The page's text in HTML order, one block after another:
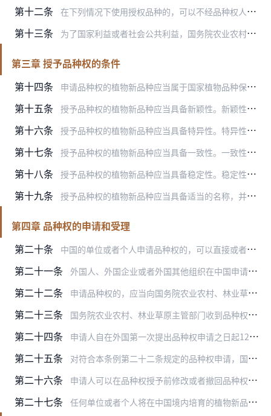
第十二条 在下列情况下使用授权品种的，可以不经品种权人许可，不向其支付使用费，但是不得侵犯品种权人依照本条例和有关法律、行政法规享有的其他权利：
第十三条 为了国家利益或者社会公共利益，国务院农业农村、林业草原主管部门可以作出实施品种权强制许可的决定，并予以登记和公告。
第三章 授予品种权的条件
第十四条
申请品种权的植物新品种应当属于国家植物品种保护名录中列举的植物的属或者种。植物品种保护名录由国务院农业农村、林业草原主管部门确定和公布。
第十五条 授予品种权的植物新品种应当具备新颖性。新颖性，是指申请品种权的植物新品种在申请日前该品种繁殖材料、收获材料未被销售、推广，或者经申请权人自行或者同意销售、推广该…
第十六条 授予品种权的植物新品种应当具备特异性。特异性，是指一个植物品种有一个以上性状明显区别于已知品种。
第十七条 授予品种权的植物新品种应当具备一致性。一致性，是指一个植物品种的特性，除可预期的自然变异外，群体内个体间相关的特征或者特性表现一致。
第十八条 授予品种权的植物新品种应当具备稳定性。稳定性，是指一个植物品种经过反复繁殖后或者在特定繁殖周期结束时，其主要性状保持不变。
第十九条 授予品种权的植物新品种应当具备适当的名称，并与相同或者相近的植物属或者种中已知品种的名称相区别。该名称经授权后即为该植物新品种的通用名称。不论授权品种的保护期是…
第四章 品种权的申请和受理
第二十条
中国的单位或者个人申请品种权的，可以直接或者委托代理机构向国务院农业农村、林业草原主管部门提出申请。
第二十一条 外国人、外国企业或者外国其他组织在中国申请品种权的，应当按其所属国和中华人民共和国签订的协议或者共同参加的国际条约办理，或者根据互惠原则，依照本条例办理。
第二十二条 申请品种权的，应当向国务院农业农村、林业草原主管部门提交符合规定格式要求的申请文件。
第二十三条 国务院农业农村、林业草原主管部门收到品种权申请文件之日为申请日；申请文件是邮寄的，以寄出的邮戳日为申请日。
第二十四条 申请人自在外国第一次提出品种权申请之日起12个月内，又在中国就该植物新品种提出品种权申请的，依照该外国同中华人民共和国签订的协议或者共同参加的国际条约，或者根据…
第二十五条 对符合本条例第二十二条规定的品种权申请，国务院农业农村、林业草原主管部门应当予以受理，明确申请日、给予申请号，并自收到申请之日起1个月内通知申请人缴纳申请费。
第二十六条 申请人可以在品种权授予前修改或者撤回品种权申请。
第二十七条 任何单位或者个人将在中国境内培育的植物新品种向境外申请品种权的，应当向国务院农业农村、林业草原主管部门登记；向境外提供繁殖材料的，应当遵守《中华人民共和国种子法…